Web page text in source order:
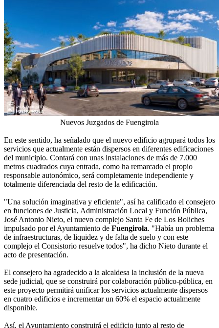
Nuevos Juzgados de Fuengirola
En este sentido, ha señalado que el nuevo edificio agrupará todos los
servicios que actualmente están dispersos en diferentes edificaciones
del municipio. Contará con unas instalaciones de más de 7.000
metros cuadrados cuya entrada, como ha remarcado el propio
responsable autonómico, será completamente independiente y
totalmente diferenciada del resto de la edificación.
"Una solución imaginativa y eficiente", así ha calificado el consejero
en funciones de Justicia, Administración Local y Función Pública,
José Antonio Nieto, el nuevo complejo Santa Fe de Los Boliches
impulsado por el Ayuntamiento de Fuengirola. "Había un problema
de infraestructuras, de liquidez y de falta de suelo y con este
complejo el Consistorio resuelve todos", ha dicho Nieto durante el
acto de presentación.
El consejero ha agradecido a la alcaldesa la inclusión de la nueva
sede judicial, que se construirá por colaboración público-pública, en
este proyecto permitirá unificar los servicios actualmente dispersos
en cuatro edificios e incrementar un 60% el espacio actualmente
disponible.
Así, el Ayuntamiento construirá el edificio junto al resto de